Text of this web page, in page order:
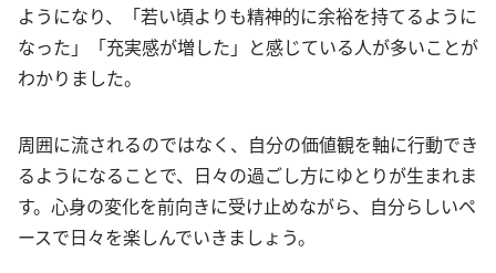
ようになり、「若い頃よりも精神的に余裕を持てるように
なった」「充実感が増した」と感じている人が多いことが
わかりました。
周囲に流されるのではなく、自分の価値観を軸に行動でき
るようになることで、日々の過ごし方にゆとりが生まれま
す。心身の変化を前向きに受け止めながら、自分らしいペ
ースで日々を楽しんでいきましょう。